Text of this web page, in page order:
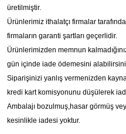
üretilmiştir.
Ürünlerimiz ithalatçı firmalar
firmaların garanti şartları geçerlidir.
Ürünlerimizden memnun
gün içinde iade ödemesini
Siparişinizi yanlış vermenizden
kredi kart komisyonunu düşülerek
Ambalajı bozulmuş,hasar görmüş
kesinlikle iadesi yoktur.